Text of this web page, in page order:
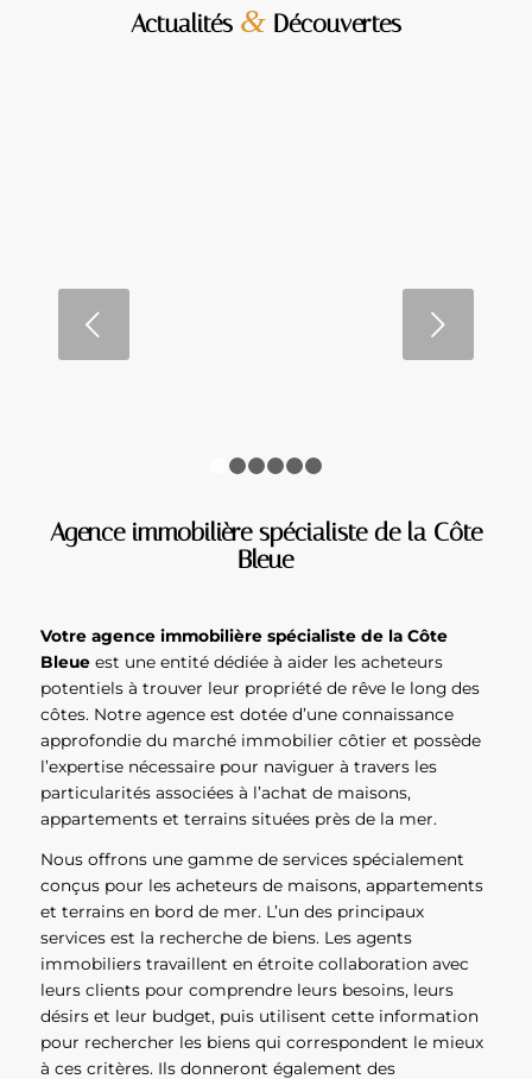
Actualités &Découvertes
Agence immobilière spécialiste de la Côte
Bleue
Votre agence immobilière spécialiste de la Côte
Bleueest une entité dédiée à aider les acheteurs
potentiels à trouver leur propriété de rêve le long des
côtes. Notre agence est dotée d’une connaissance
approfondie du marché immobilier côtier et possède
l’expertise nécessaire pour naviguer à travers les
particularités associées à l’achat de maisons,
appartements et terrains situées près de la mer.
Nous offrons une gamme de services spécialement
conçus pour les acheteurs de maisons, appartements
et terrains en bord de mer. L’un des principaux
services est la recherche de biens. Les agents
immobiliers travaillent en étroite collaboration avec
leurs clients pour comprendre leurs besoins, leurs
désirs et leur budget, puis utilisent cette information
pour rechercher les biens qui correspondent le mieux
à ces critères. Ils donneront également des